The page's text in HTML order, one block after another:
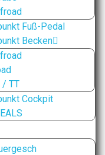
Fuß-Pedal
Becken
/ TT
Cockpit